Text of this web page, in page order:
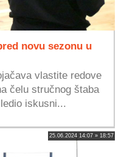
novu sezonu u
vlastite redove
čelu stručnog štaba
iskusni...
25.06.2024 14:07 » 18:57